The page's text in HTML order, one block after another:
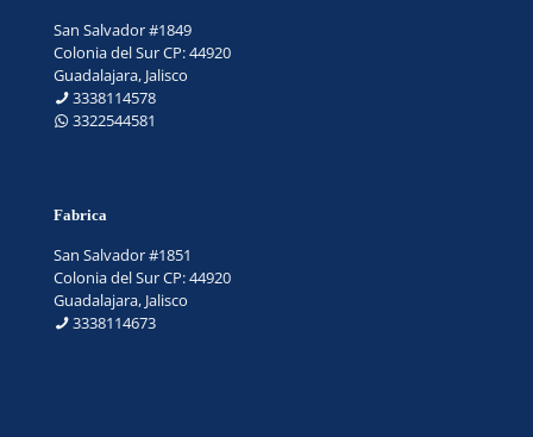
San Salvador #1849
Colonia del Sur CP: 44920
Guadalajara, Jalisco
3338114578
3322544581
Fabrica
San Salvador #1851
Colonia del Sur CP: 44920
Guadalajara, Jalisco
3338114673